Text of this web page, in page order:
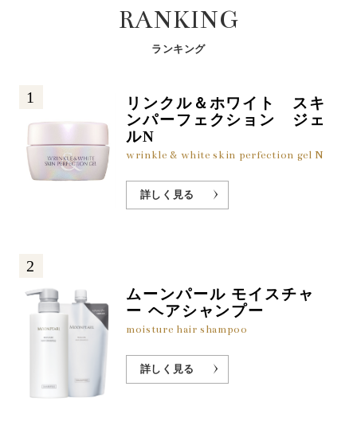
RANKING
ランキング
1
リンクル＆ホワイト スキ
ンパーフェクション ジェ
ルN
wrinkle & white skin perfection gel N
詳しく見る
2
ムーンパール モイスチャ
ー ヘアシャンプー
moisture hair shampoo
詳しく見る